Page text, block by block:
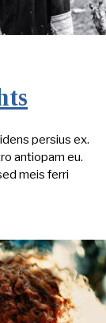
persius ex.
antiopam eu.
meis ferri